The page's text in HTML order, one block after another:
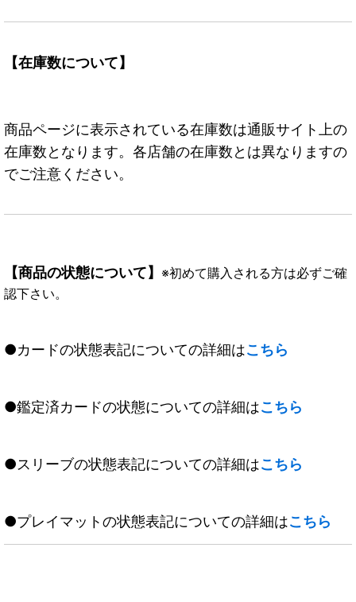
【在庫数について】
商品ページに表示されている在庫数は通販サイト上の
在庫数となります。各店舗の在庫数とは異なりますの
でご注意ください。
【商品の状態について】 ※初めて購入される方は必ずご確
認下さい。
●カードの状態表記についての詳細はこちら
●鑑定済カードの状態についての詳細はこちら
●スリーブの状態表記についての詳細はこちら
●プレイマットの状態表記についての詳細はこちら